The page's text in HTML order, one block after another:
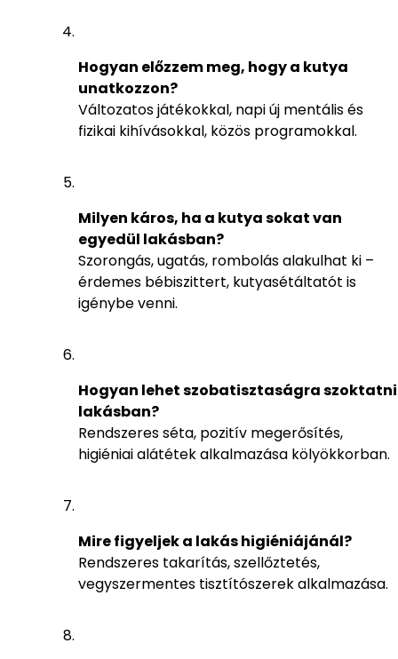
Hogyan előzzem meg, hogy a kutya
unatkozzon?
Változatos játékokkal, napi új mentális és
fizikai kihívásokkal, közös programokkal.
Milyen káros, ha a kutya sokat van
egyedül lakásban?
Szorongás, ugatás, rombolás alakulhat ki –
érdemes bébiszittert, kutyasétáltatót is
igénybe venni.
Hogyan lehet szobatisztaságra szoktatni
lakásban?
Rendszeres séta, pozitív megerősítés,
higiéniai alátétek alkalmazása kölyökkorban.
Mire figyeljek a lakás higiéniájánál?
Rendszeres takarítás, szellőztetés,
vegyszermentes tisztítószerek alkalmazása.